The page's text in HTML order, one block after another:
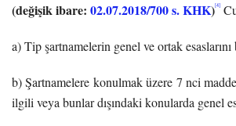
(değişik ibare: 02.07.2018/700 s. KHK)[4]
a) Tip şartnamelerin genel ve ortak
b) Şartnamelere konulmak üzere 7 nci
ilgili veya bunlar dışındaki konularda genel